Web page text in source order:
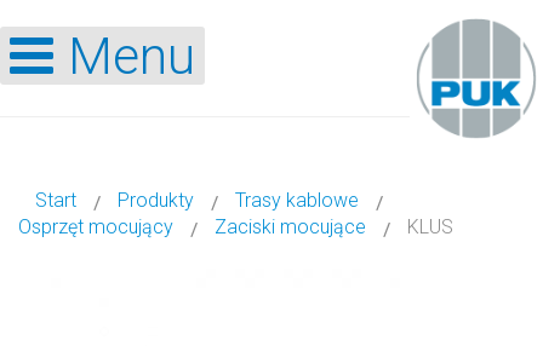
Menu
Start Produkty
Trasy kablowe
Osprzęt mocujący
Zaciski mocujące KLUS